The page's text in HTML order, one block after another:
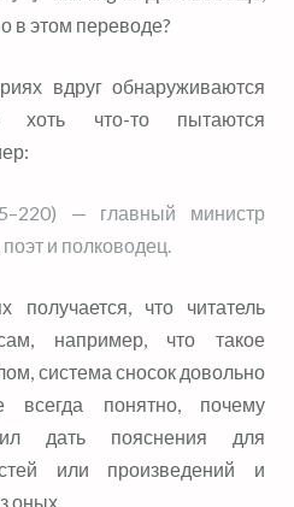
в этом переводе?
вдруг обнаруживаются
хоть что-то пытаются
— главный министр
и полководец.
получается, что читатель
например, что такое
система сносок довольно
понятно, почему
дать пояснения для
или произведений и
оных.